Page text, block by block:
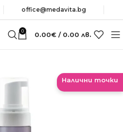
оffice@medavita.bg
0 0.00€ / 0.00 лв.
Налични точки